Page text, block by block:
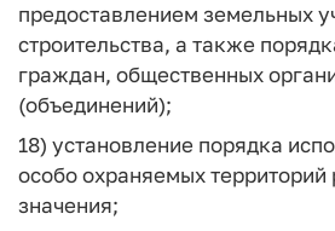
предоставлением земельных
строительства, а также
граждан, общественных
(объединений);
18) установление порядка
особо охраняемых территорий
значения;